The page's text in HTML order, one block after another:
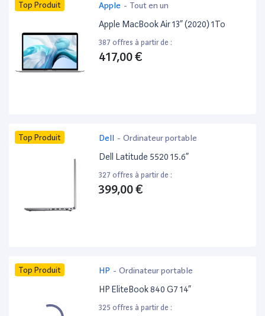
Top Produit Apple - Tout en un
Apple MacBook Air 13” (2020) 1To
387 offres à partir de :
417,00 €
Top Produit Dell - Ordinateur portable
Dell Latitude 5520 15.6”
327 offres à partir de :
399,00 €
Top Produit HP - Ordinateur portable
HP EliteBook 840 G7 14”
325 offres à partir de :